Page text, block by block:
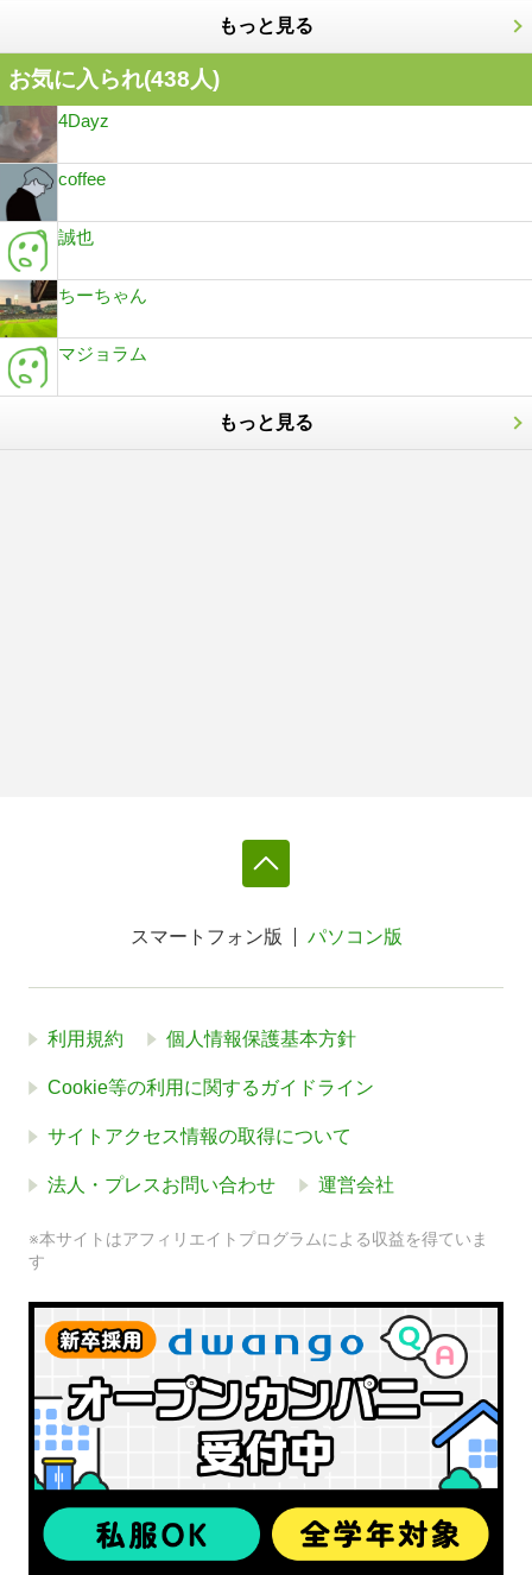
もっと見る
お気に入られ(438人)
4Dayz
coffee
誠也
ちーちゃん
マジョラム
もっと見る
スマートフォン版 パソコン版
利用規約 個人情報保護基本方針
Cookie等の利用に関するガイドライン
サイトアクセス情報の取得について
法人・プレスお問い合わせ 運営会社
※本サイトはアフィリエイトプログラムによる収益を得ていま
す